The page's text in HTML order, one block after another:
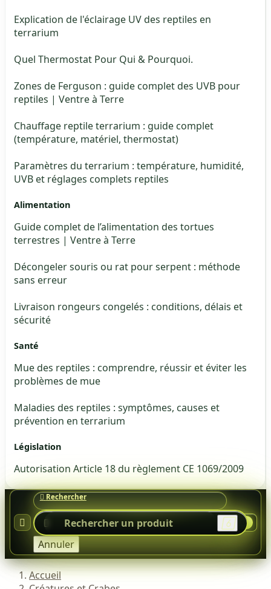
Explication de l'éclairage UV des reptiles en
terrarium
Quel Thermostat Pour Qui & Pourquoi.
Zones de Ferguson : guide complet des UVB pour
reptiles | Ventre à Terre
Chauffage reptile terrarium : guide complet
(température, matériel, thermostat)
Paramètres du terrarium : température, humidité,
UVB et réglages complets reptiles
Alimentation
Guide complet de l’alimentation des tortues
terrestres | Ventre à Terre
Décongeler souris ou rat pour serpent : méthode
sans erreur
Livraison rongeurs congelés : conditions, délais et
sécurité
Santé
Mue des reptiles : comprendre, réussir et éviter les
problèmes de mue
Maladies des reptiles : symptômes, causes et
prévention en terrarium
Législation
Autorisation Article 18 du règlement CE 1069/2009



Annuler

Accueil